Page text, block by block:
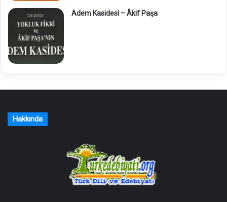
Adem Kasidesi – Âkif Paşa
Hakkında